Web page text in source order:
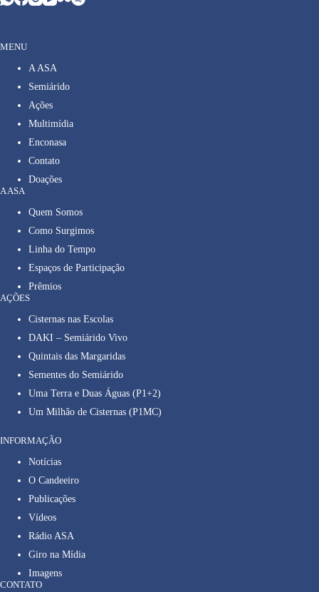
MENU
A ASA
Semiárido
Ações
Multimídia
Enconasa
Contato
Doações
A ASA
Quem Somos
Como Surgimos
Linha do Tempo
Espaços de Participação
Prêmios
AÇÕES
Cisternas nas Escolas
DAKI – Semiárido Vivo
Quintais das Margaridas
Sementes do Semiárido
Uma Terra e Duas Águas (P1+2)
Um Milhão de Cisternas (P1MC)
INFORMAÇÃO
Notícias
O Candeeiro
Publicações
Vídeos
Rádio ASA
Giro na Mídia
Imagens
CONTATO